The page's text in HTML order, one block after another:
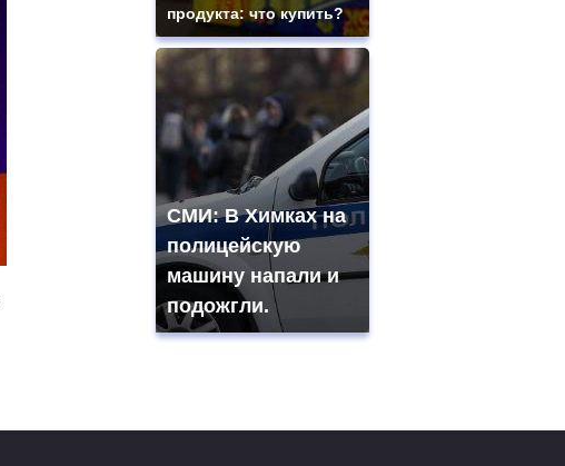
продукта: что купить?
СМИ: В Химках на
полицейскую
машину напали и
подожгли.